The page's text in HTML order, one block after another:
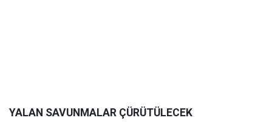
YALAN SAVUNMALAR ÇÜRÜTÜLECEK